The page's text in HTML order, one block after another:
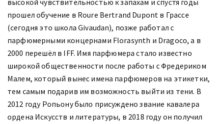
высокой чувствительностью к запахам и спустя годы
прошел обучение в Roure Bertrand Dupont в Грассе
(сегодня это школа Givaudan), позже работал с
парфюмерными концернами Florasynth и Dragoco, а в
2000 перешёл в IFF. Имя парфюмера стало известно
широкой общественности после работы с Фредериком
Малем, который вынес имена парфюмеров на этикетки,
тем самым подарив им возможность выйти из тени. В
2012 году Ропьону было присуждено звание кавалера
ордена Искусств и литературы, в 2018 году он получил